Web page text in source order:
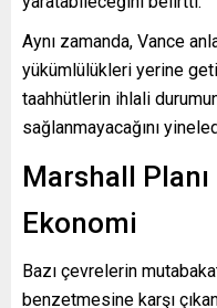
Aynı zamanda, Vance
yükümlülükleri yerine
taahhütlerin ihlali
sağlanmayacağını
Marshall
Ekonomi
Bazı çevrelerin
benzetmesine karşı